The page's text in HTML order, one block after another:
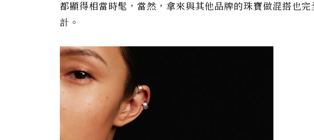
都顯得相當時髦，當然，拿來與其他品牌的珠寶做混搭也
計。